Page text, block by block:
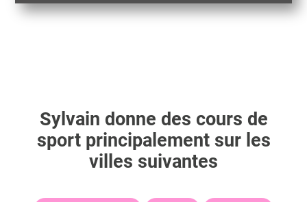
Sylvain donne des cours de
sport principalement sur les
villes suivantes